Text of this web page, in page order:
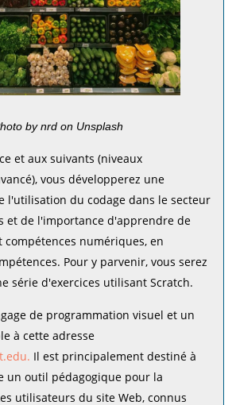
by nrd on Unsplash
et aux suivants (niveaux
vous développerez une
l'utilisation du codage dans le secteur
et de l'importance d'apprendre de
compétences numériques, en
Pour y parvenir, vous serez
série d'exercices utilisant Scratch.
de programmation visuel et un
à cette adresse
Il est principalement destiné à
un outil pédagogique pour la
utilisateurs du site Web, connus